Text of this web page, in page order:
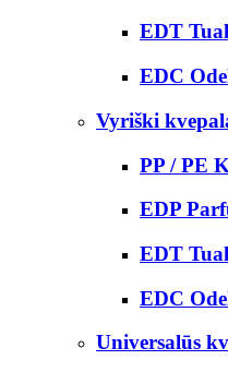
EDT
EDC
Vyriški
PP / PE
EDP
EDT
EDC
Universalūs